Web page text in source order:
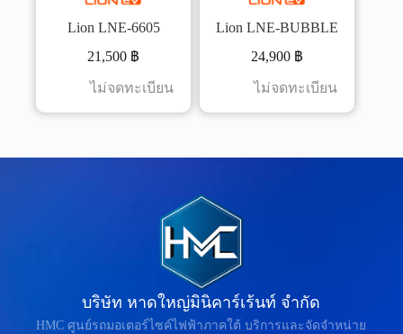
Lion LNE-6605
21,500 ฿
ไม่จดทะเบียน
Lion LNE-BUBBLE
24,900 ฿
ไม่จดทะเบียน
บริษัท หาดใหญ่มินิคาร์เร้นท์ จำกัด
HMC ศูนย์รถมอเตอร์ไซค์ไฟฟ้าภาคใต้ บริการและจัดจำหน่าย